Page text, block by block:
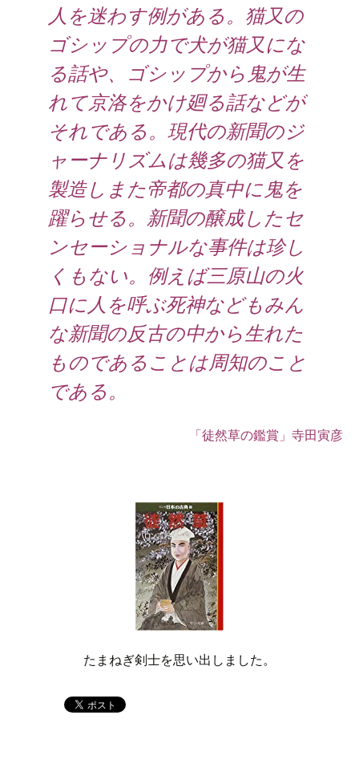
人を迷わす例がある。猫又の
ゴシップの力で犬が猫又にな
る話や、ゴシップから鬼が生
れて京洛をかけ廻る話などが
それである。現代の新聞のジ
ャーナリズムは幾多の猫又を
製造しまた帝都の真中に鬼を
躍らせる。新聞の醸成したセ
ンセーショナルな事件は珍し
くもない。例えば三原山の火
口に人を呼ぶ死神などもみん
な新聞の反古の中から生れた
ものであることは周知のこと
である。
「徒然草の鑑賞」寺田寅彦
たまねぎ剣士を思い出しました。